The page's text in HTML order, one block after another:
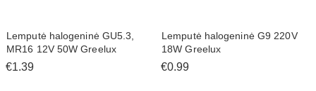
Lemputė halogeninė GU5.3,
MR16 12V 50W Greelux
€1.39
Lemputė halogeninė G9 220V
18W Greelux
€0.99